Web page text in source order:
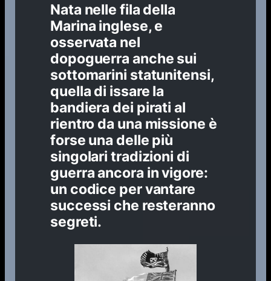
Nata nelle fila della
Marina inglese, e
osservata nel
dopoguerra anche sui
sottomarini statunitensi,
quella di issare la
bandiera dei pirati al
rientro da una missione è
forse una delle più
singolari tradizioni di
guerra ancora in vigore:
un codice per vantare
successi che resteranno
segreti.